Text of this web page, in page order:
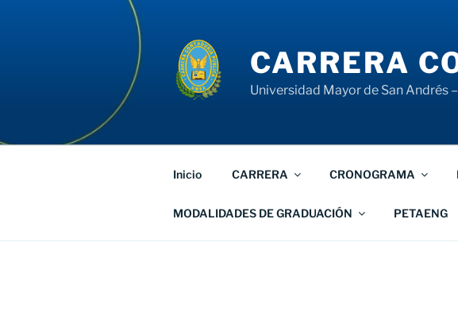
CARRERA
Universidad Mayor de San Andrés
Inicio CARRERA CRONOGRAMA
MODALIDADES DE GRADUACIÓN PETAENG